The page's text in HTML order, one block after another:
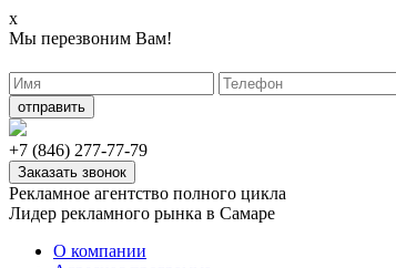
x
Мы перезвоним Вам!
+7 (846) 277-77-79
Заказать звонок
Рекламное агентство полного цикла
Лидер рекламного рынка в Самаре
О компании